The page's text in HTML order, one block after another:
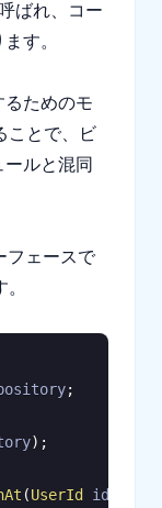
ばれ、コー
す。
ためのモ
ことで、ビ
ルと混同
フェースで
;
) ;
(UserId id